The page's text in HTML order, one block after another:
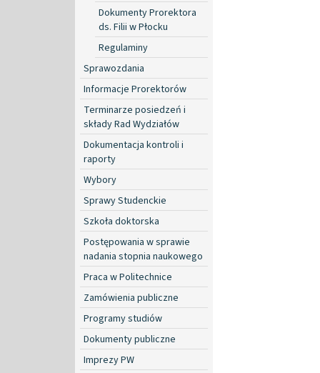
Dokumenty Prorektora
ds. Filii w Płocku
Regulaminy
Sprawozdania
Informacje Prorektorów
Terminarze posiedzeń i
składy Rad Wydziałów
Dokumentacja kontroli i
raporty
Wybory
Sprawy Studenckie
Szkoła doktorska
Postępowania w sprawie
nadania stopnia naukowego
Praca w Politechnice
Zamówienia publiczne
Programy studiów
Dokumenty publiczne
Imprezy PW